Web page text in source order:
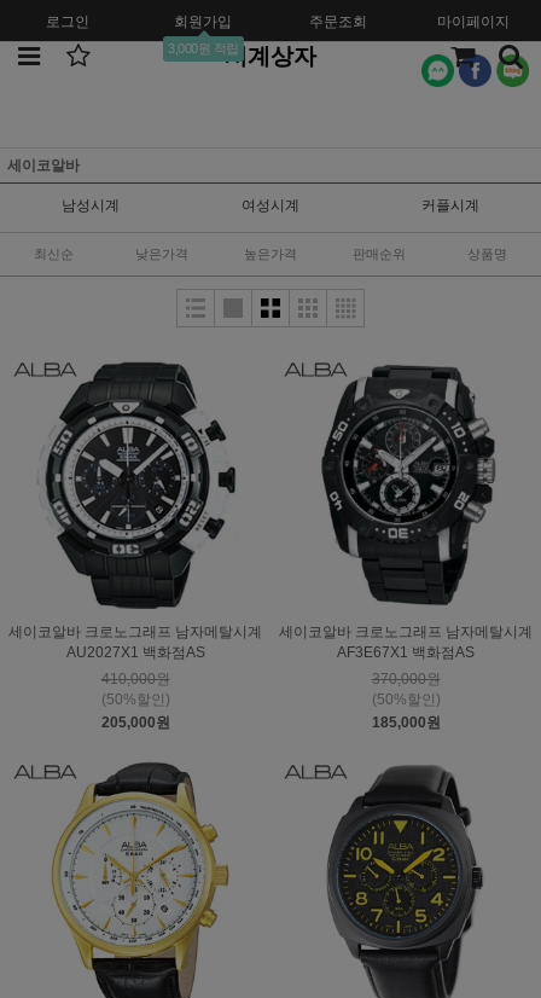
로그인 회원가입
3,000원 적립
주문조회 마이페이지
시계상자
세이코알바
남성시계 여성시계 커플시계
최신순 낮은가격 높은가격 판매순위 상품명
세이코알바 크로노그래프 남자메탈시계
AU2027X1 백화점AS
410,000원
(50%할인)
205,000원
세이코알바 크로노그래프 남자메탈시계
AF3E67X1 백화점AS
370,000원
(50%할인)
185,000원